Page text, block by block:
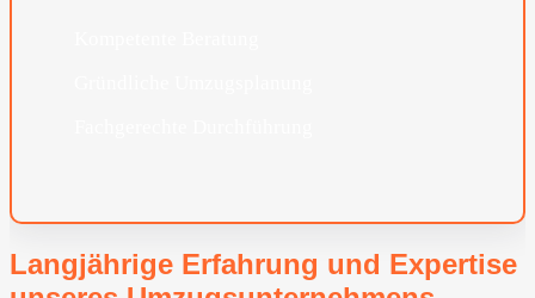
Langjährige Erfahrung und Expertise